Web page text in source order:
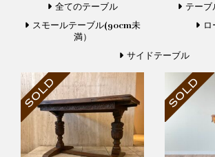
全てのテーブル
テーブ
スモールテーブル(90cm未
満）
サイドテーブル